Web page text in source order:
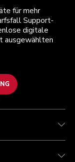
für mehr
Support-
digitale
ausgewählten